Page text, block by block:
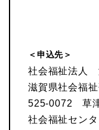
＜申込先＞
社会福祉法人
滋賀県社会福
525-0072 草
社会福祉センタ